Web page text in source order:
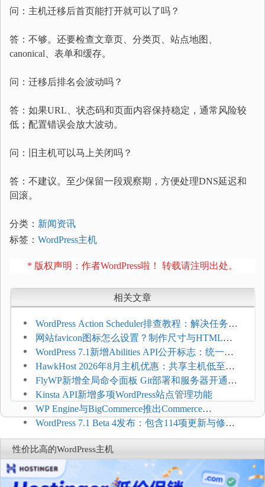
问：主机迁移后首页能打开就可以了吗？
答：不够。还要检查文章页、分类页、站点地图、
canonical、表单和缓存。
问：迁移后排名会波动吗？
答：如果URL、状态码和页面内容保持稳定，通常风险较
低；配置错误会放大波动。
问：旧主机可以马上关闭吗？
答：不建议。至少保留一段观察期，方便处理DNS延迟和
回滚。
分类： 新闻资讯
标签： WordPress主机
* 版权声明：作者WordPress啦！ 转载请注明出处。
相关文章
WordPress Action Scheduler排查教程：解决任务积
压和订单延迟
网站favicon图标怎么设置？制作尺寸与HTML添
加方法
WordPress 7.1新增Abilities API公开标志：统一支
持REST API、MCP与AI代理
HawkHost 2026年8月主机优惠：共享主机低至
$2.61/月，高性能主机同步折扣
FlyWP新增全局命令面板 Git部署和服务器开通更
方便
Kinsta API新增多项WordPress站点管理功能
WP Engine与BigCommerce推出Commerce
Connect：WordPress商店可保留前台体验并扩展电
商能力
WordPress 7.1 Beta 4发布：包含114项更新与修
复，仅建议在测试环境体验
性价比高的WordPress主机